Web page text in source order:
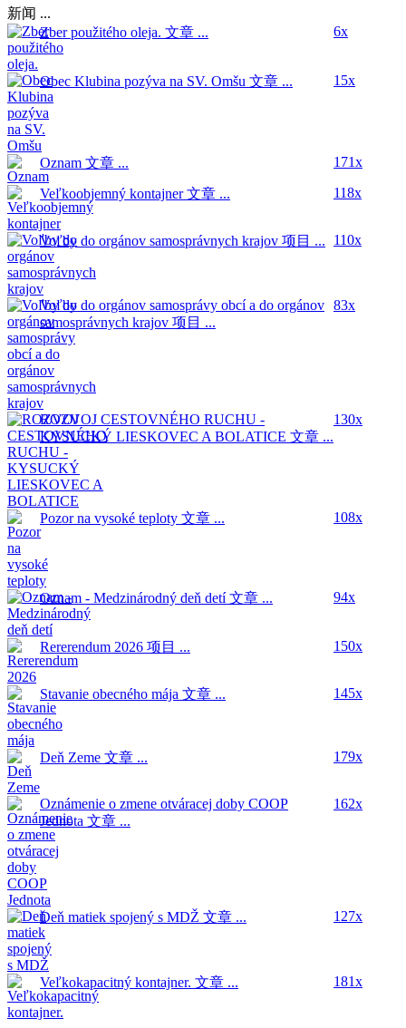
新闻 ...
Zber použitého oleja. 文章 ... 6x
Obec Klubina pozýva na SV. Omšu 文章 ... 15x
Oznam 文章 ... 171x
Veľkoobjemný kontajner文章 ... 118x
Voľby do orgánov samosprávnych krajov 项目 ... 110x
Voľby do orgánov samosprávy obcí a do orgánov
samosprávnych krajov 项目 ...
83x
ROZVOJ CESTOVNÉHO RUCHU -
KYSUCKÝ LIESKOVEC A BOLATICE 文章 ...
130x
Pozor na vysoké teploty 文章 ... 108x
Oznam - Medzinárodný deň detí文章 ... 94x
Rererendum 2026 项目 ... 150x
Stavanie obecného mája 文章 ... 145x
Deň Zeme 文章 ... 179x
Oznámenie o zmene otváracej doby COOP
Jednota 文章 ...
162x
Deň matiek spojený s MDŽ 文章 ... 127x
Veľkokapacitný kontajner. 文章 ... 181x